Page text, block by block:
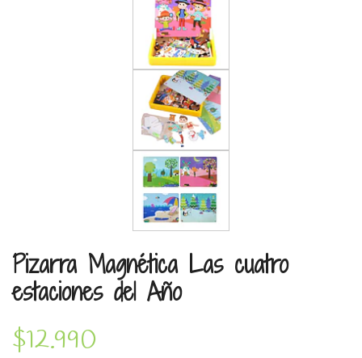
Pizarra Magnética Las cuatro
estaciones del Año
$12.990